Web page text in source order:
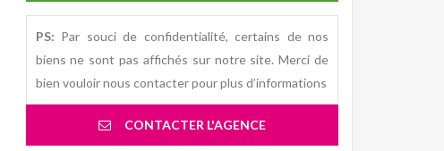
PS: Par souci de confidentialité, certains de nos
biens ne sont pas affichés sur notre site. Merci de
bien vouloir nous contacter pour plus d’informations
CONTACTER L'AGENCE